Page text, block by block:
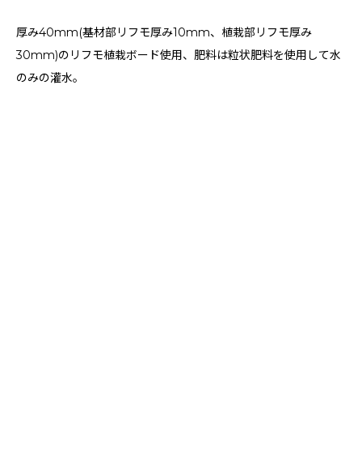
厚み40mm(基材部リフモ厚み10mm、植栽部リフモ厚み
30mm)のリフモ植栽ボード使用、肥料は粒状肥料を使用して水
のみの灌水。